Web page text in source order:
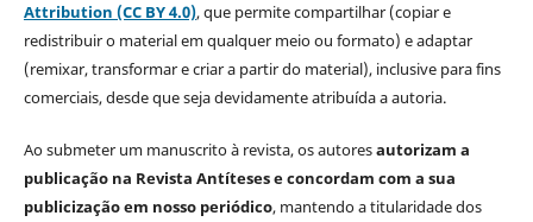
Attribution (CC BY 4.0), que permite compartilhar (copiar e
redistribuir o material em qualquer meio ou formato) e adaptar
(remixar, transformar e criar a partir do material), inclusive para fins
comerciais, desde que seja devidamente atribuída a autoria.
Ao submeter um manuscrito à revista, os autoresautorizam a
publicação na Revista Antíteses e concordam com a sua
publicização em nosso periódico, mantendo a titularidade dos